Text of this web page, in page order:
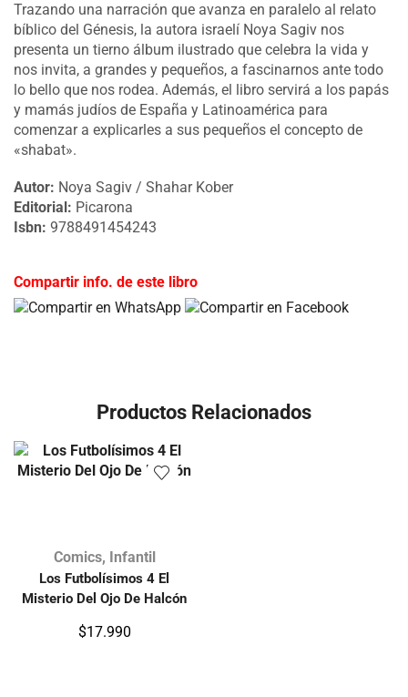
Trazando una narración que avanza en paralelo al relato
bíblico del Génesis, la autora israelí Noya Sagiv nos
presenta un tierno álbum ilustrado que celebra la vida y
nos invita, a grandes y pequeños, a fascinarnos ante todo
lo bello que nos rodea. Además, el libro servirá a los papás
y mamás judíos de España y Latinoamérica para
comenzar a explicarles a sus pequeños el concepto de
«shabat».
Autor: Noya Sagiv / Shahar Kober
Editorial: Picarona
Isbn: 9788491454243
Compartir info. de este libro
Productos Relacionados
Comics, Infantil
Los Futbolísimos 4 El
Misterio Del Ojo De Halcón
$17.990